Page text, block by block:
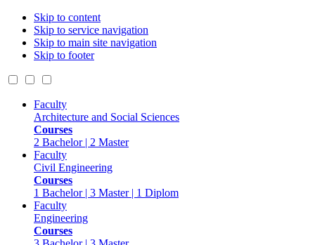
Skip to content
Skip to service navigation
Skip to main site navigation
Skip to footer
Faculty
Architecture and Social Sciences
Courses
2 Bachelor | 2 Master
Faculty
Civil Engineering
Courses
1 Bachelor | 3 Master | 1 Diplom
Faculty
Engineering
Courses